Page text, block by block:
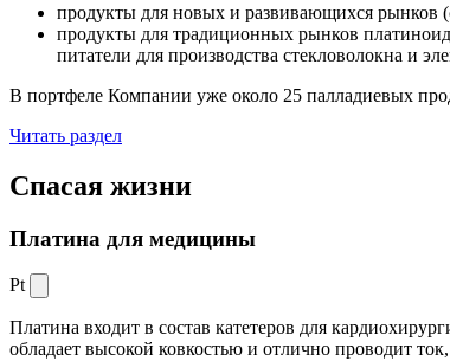
продукты для новых и развивающихся рынков
продукты для традиционных рынков
питатели для производства стекловолокна и
В портфеле Компании уже около 25 палладиевых
Читать раздел
Спасая жизни
Платина для медицины
Pt
Платина входит в состав катетеров для
обладает высокой ковкостью и отлично проводит